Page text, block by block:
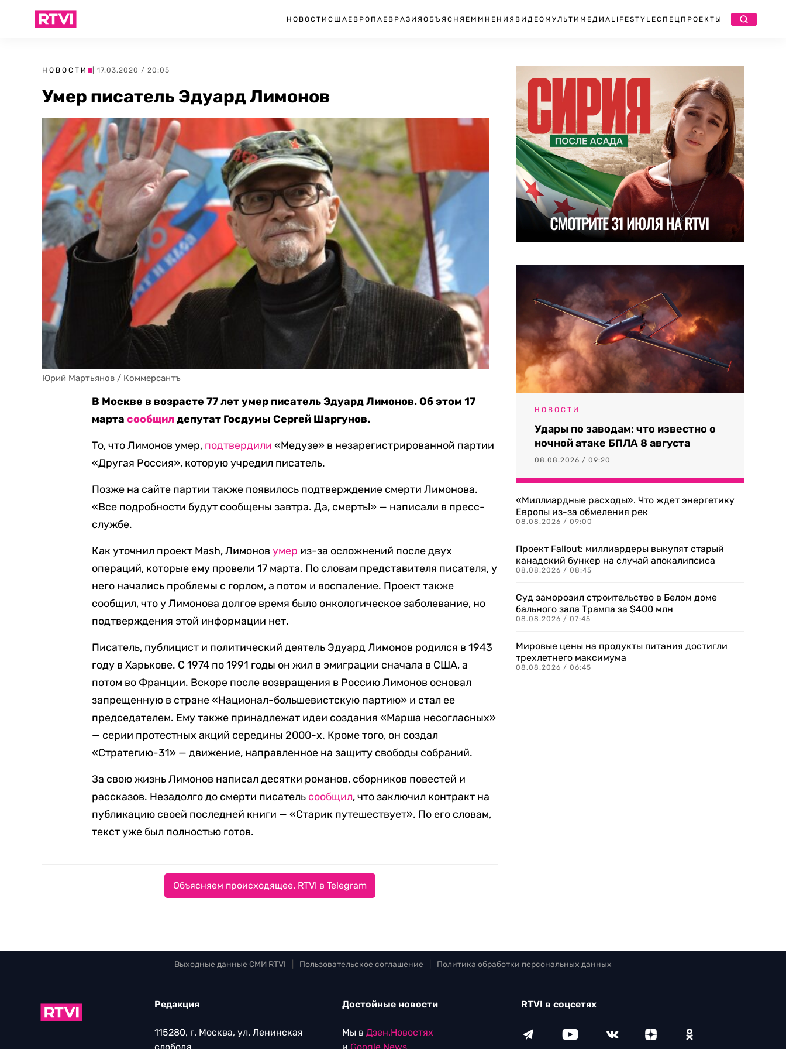
НОВОСТИ США ЕВРОПА ЕВРАЗИЯ ОБЪЯСНЯЕМ МНЕНИЯ ВИДЕО МУЛЬТИМЕДИА LIFESTYLEСПЕЦПРОЕКТЫ
НОВОСТИ | 17.03.2020 / 20:05
Умер писатель Эдуард Лимонов
Юрий Мартьянов / Коммерсантъ
В Москве в возрасте 77 лет умер писатель Эдуард Лимонов. Об этом 17
мартасообщилдепутат Госдумы Сергей Шаргунов.
То, что Лимонов умер, подтвердили «Медузе» в незарегистрированной партии
«Другая Россия», которую учредил писатель.
Позже на сайте партии также появилось подтверждение смерти Лимонова.
«Все подробности будут сообщены завтра. Да, смерть!» — написали в пресс-
службе.
Как уточнил проект Mash, Лимоновумер из-за осложнений после двух
операций, которые ему провели 17 марта. По словам представителя писателя, у
него начались проблемы с горлом, а потом и воспаление. Проект также
сообщил, что у Лимонова долгое время было онкологическое заболевание, но
подтверждения этой информации нет.
Писатель, публицист и политический деятель Эдуард Лимонов родился в 1943
году в Харькове. С 1974 по 1991 годы он жил в эмиграции сначала в США, а
потом во Франции. Вскоре после возвращения в Россию Лимонов основал
запрещенную в стране «Национал-большевистскую партию» и стал ее
председателем. Ему также принадлежат идеи создания «Марша несогласных»
— серии протестных акций середины 2000-х. Кроме того, он создал
«Стратегию-31» — движение, направленное на защиту свободы собраний.
За свою жизнь Лимонов написал десятки романов, сборников повестей и
рассказов. Незадолго до смерти писатель сообщил, что заключил контракт на
публикацию своей последней книги — «Старик путешествует». По его словам,
текст уже был полностью готов.
Объясняем происходящее. RTVI в Telegram
НОВОСТИ
Удары по заводам: что известно о
ночной атаке БПЛА 8 августа
08.08.2026 / 09:20
«Миллиардные расходы». Что ждет энергетику
Европы из-за обмеления рек
08.08.2026 / 09:00
Проект Fallout: миллиардеры выкупят старый
канадский бункер на случай апокалипсиса
08.08.2026 / 08:45
Суд заморозил строительство в Белом доме
бального зала Трампа за $400 млн
08.08.2026 / 07:45
Мировые цены на продукты питания достигли
трехлетнего максимума
08.08.2026 / 06:45
Выходные данные СМИ RTVI Пользовательское соглашение Политика обработки персональных данных
Редакция
115280, г. Москва, ул. Ленинская
Достойные новости
Мы в Дзен.Новостях
RTVI в соцсетях